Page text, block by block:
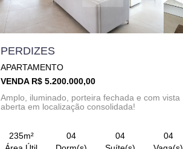
PERDIZES
APARTAMENTO
VENDA R$ 5.200.000,00
Amplo, iluminado, porteira fechada e com vista
aberta em localização consolidada!
235m²
04
04
04